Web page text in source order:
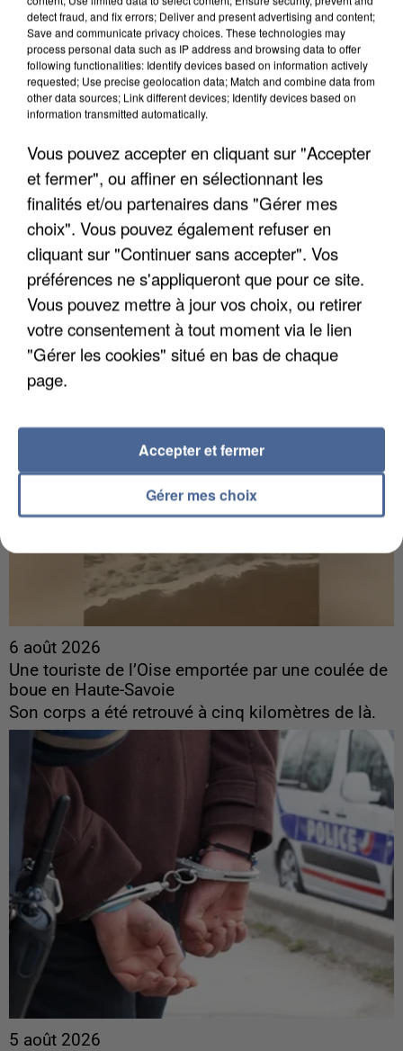
6 août 2026
Gabriel Attal et Raphaël Glucksmann visés par des
ingérences...
Sollicité, Sébastien Lecornu annonce un "travail
commun" avec les partis à la rentrée.
6 août 2026
Une touriste de l’Oise emportée par une coulée de
boue en Haute-Savoie
Son corps a été retrouvé à cinq kilomètres de là.
5 août 2026
detect fraud, and fix errors; Deliver and present advertising and content;
Save and communicate privacy choices. These technologies may
process personal data such as IP address and browsing data to offer
following functionalities: Identify devices based on information actively
requested; Use precise geolocation data; Match and combine data from
other data sources; Link different devices; Identify devices based on
information transmitted automatically.
Vous pouvez accepter en cliquant sur "Accepter
et fermer", ou affiner en sélectionnant les
finalités et/ou partenaires dans "Gérer mes
choix". Vous pouvez également refuser en
cliquant sur "Continuer sans accepter". Vos
préférences ne s'appliqueront que pour ce site.
Vous pouvez mettre à jour vos choix, ou retirer
votre consentement à tout moment via le lien
"Gérer les cookies" situé en bas de chaque
page.
Gérer mes choix
Accepter et fermer